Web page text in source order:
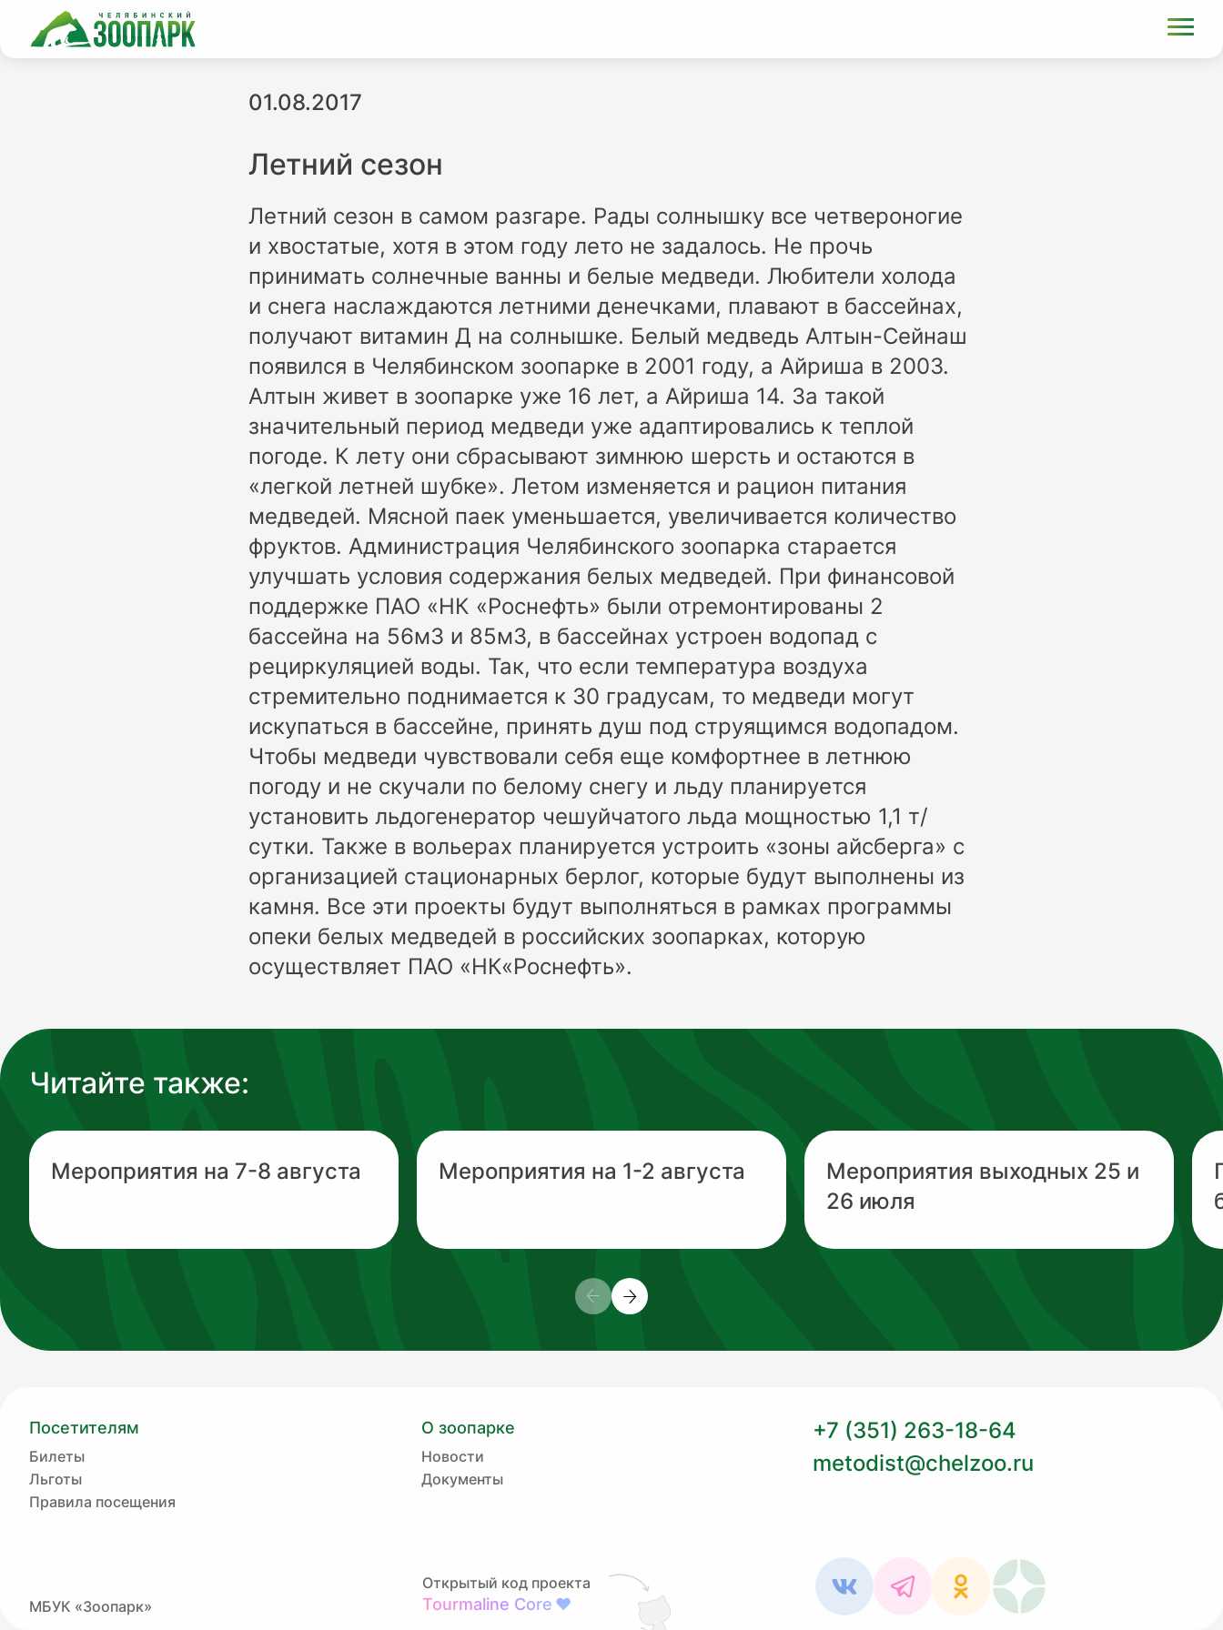
01.08.2017
Летний сезон
Летний сезон в самом разгаре. Рады солнышку все четвероногие
и хвостатые, хотя в этом году лето не задалось. Не прочь
принимать солнечные ванны и белые медведи. Любители холода
и снега наслаждаются летними денечками, плавают в бассейнах,
получают витамин Д на солнышке. Белый медведь Алтын-Сейнаш
появился в Челябинском зоопарке в 2001 году, а Айриша в 2003.
Алтын живет в зоопарке уже 16 лет, а Айриша 14. За такой
значительный период медведи уже адаптировались к теплой
погоде. К лету они сбрасывают зимнюю шерсть и остаются в
«легкой летней шубке». Летом изменяется и рацион питания
медведей. Мясной паек уменьшается, увеличивается количество
фруктов. Администрация Челябинского зоопарка старается
улучшать условия содержания белых медведей. При финансовой
поддержке ПАО «НК «Роснефть» были отремонтированы 2
бассейна на 56м3 и 85м3, в бассейнах устроен водопад с
рециркуляцией воды. Так, что если температура воздуха
стремительно поднимается к 30 градусам, то медведи могут
искупаться в бассейне, принять душ под струящимся водопадом.
Чтобы медведи чувствовали себя еще комфортнее в летнюю
погоду и не скучали по белому снегу и льду планируется
установить льдогенератор чешуйчатого льда мощностью 1,1 т/
сутки. Также в вольерах планируется устроить «зоны айсберга» с
организацией стационарных берлог, которые будут выполнены из
камня. Все эти проекты будут выполняться в рамках программы
опеки белых медведей в российских зоопарках, которую
осуществляет ПАО «НК«Роснефть».
Читайте также:
Мероприятия на 7-8 августа Мероприятия на 1-2 августа
Мероприятия выходных 25 и
26 июля
Посетителям
Билеты
Льготы
Правила посещения
О зоопарке
Новости
Документы
+7 (351) 263-18-64
metodist@chelzoo.ru
МБУК «Зоопарк»
Открытый код проекта
Tourmaline Core ❤